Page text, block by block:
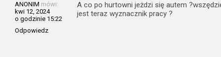
ANONIM mówi:
kwi 12, 2024
o godzinie 15:22
Odpowiedz
A co po hurtowni jeżdzi się autem
jest teraz wyznacznik pracy ?